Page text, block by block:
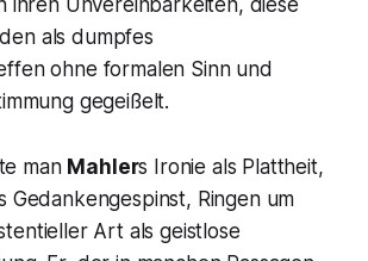
als dumpfes
ohne formalen Sinn und
gegeißelt.
man Mahlers Ironie als Plattheit,
Gedankengespinst, Ringen um
Art als geistlose